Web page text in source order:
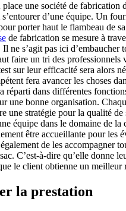
une société de fabrication
d’une équipe. Un
porter haut le flambeau de
de fabrication se mesure à
ne s’agit pas ici d’embaucher
faire un tri des professionnels
sur leur efficacité sera alors
fera avancer les choses
réparti dans différentes
une bonne organisation.
une stratégie pour la qualité de
équipe dans le domaine de la
être accueillante pour les
de les accompagner
C’est-à-dire qu’elle donne
le client obtienne un meilleur
la prestation